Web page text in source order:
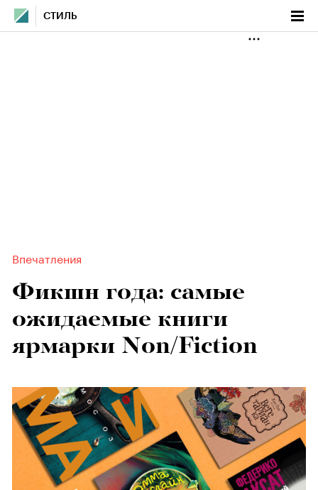
СТИЛЬ
Впечатления
Фикшн года: самые
ожидаемые книги
ярмарки Non/Fiction